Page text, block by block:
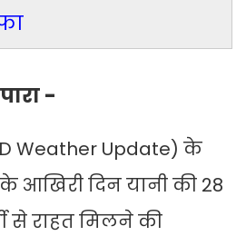
-
Weather Update) के
आखिरी दिन यानी की 28
से राहत मिलने की